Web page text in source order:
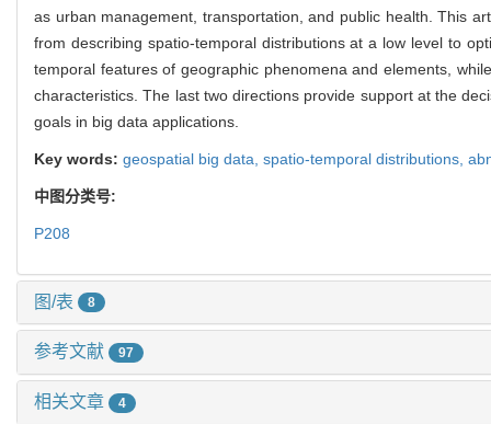
as urban management, transportation, and public health. This
from describing spatio-temporal distributions at a low level to
temporal features of geographic phenomena and elements,
characteristics. The last two directions provide support at the
goals in big data applications.
Key words: geospatial big data, spatio-temporal distributions,
中图分类号:
P208
图/表 8
参考文献 97
相关文章 4